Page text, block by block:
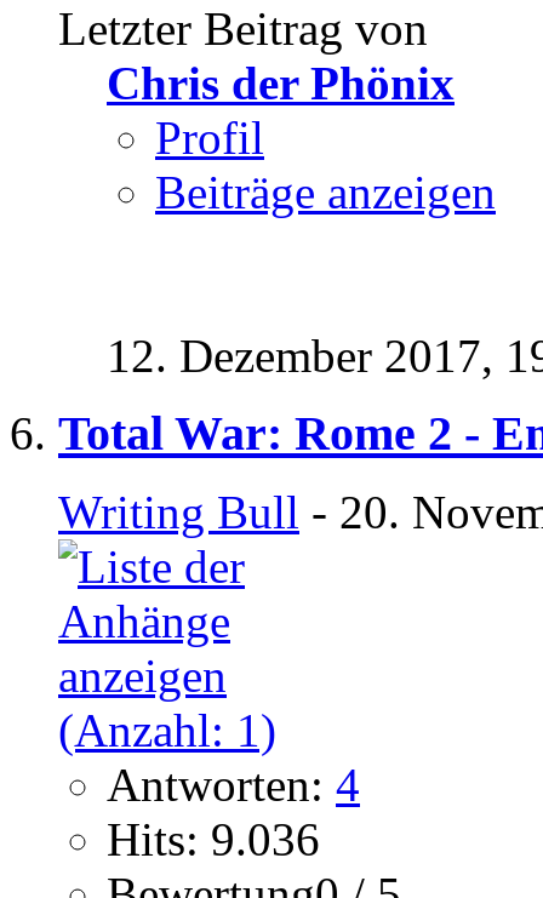
Letzter Beitrag von
Chris der Phönix
Profil
Beiträge anzeigen
12. Dezember 2017,
Total War: Rome 2 -
Writing Bull - 20.
Antworten: 4
Hits: 9.036